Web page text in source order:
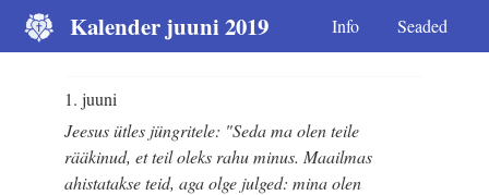
Kalender juuni 2019 Info Seaded
1. juuni
Jeesus ütles jüngritele: "Seda ma olen teile
rääkinud, et teil oleks rahu minus. Maailmas
ahistatakse teid, aga olge julged: mina olen